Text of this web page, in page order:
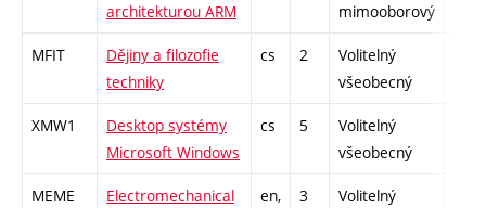
architekturou ARM
mimooborový
MFIT
Dějiny a filozofie
techniky
cs 2
Volitelný
všeobecný
XMW1
Desktop systémy
Microsoft Windows
cs 5
Volitelný
všeobecný
MEME
Electromechanical
en,
3
Volitelný